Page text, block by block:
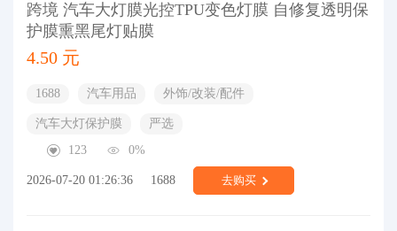
跨境 汽车大灯膜光控TPU变色灯膜 自修复透明保
护膜熏黑尾灯贴膜
4.50 元
1688 汽车用品 外饰/改装/配件
汽车大灯保护膜
严选
123
0%
2026-07-20 01:26:36 1688 去购买